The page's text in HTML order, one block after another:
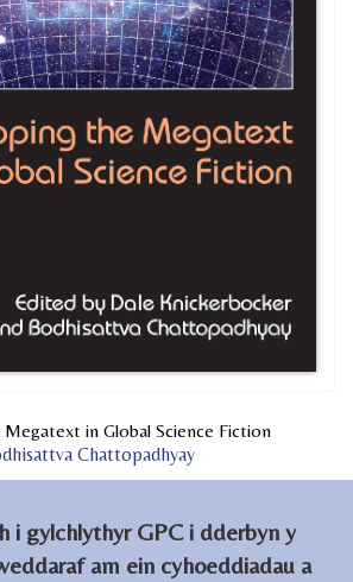
in Global Science Fiction
Chattopadhyay
i gylchlythyr GPC i dderbyn y
am ein cyhoeddiadau a